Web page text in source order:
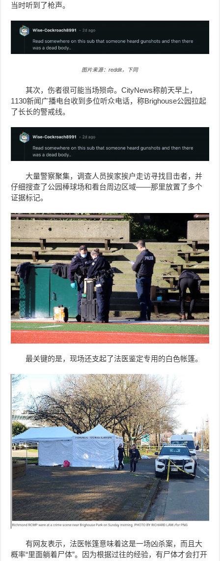
当时听到了枪声。
图片来源：reddit，下同
其次，伤者很可能当场殒命。CityNews称前天早上，
1130新闻广播电台收到多位听众电话，称Brighouse公园拉起
了长长的警戒线。
大量警察聚集，调查人员挨家挨户走访寻找目击者，并
仔细搜查了公园棒球场和看台周边区域——那里放置了多个
证据标记。
最关键的是，现场还支起了法医鉴定专用的白色帐篷。
有网友表示，法医帐篷意味着这是一场凶杀案，而且大
概率“里面躺着尸体”。因为根据过往的经验，有尸体才会打开